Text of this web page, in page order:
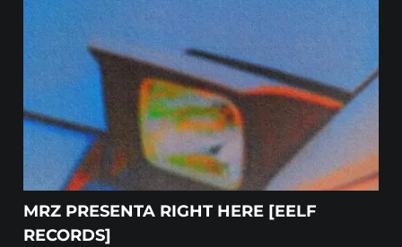
MRZ PRESENTA RIGHT HERE [EELF
RECORDS]